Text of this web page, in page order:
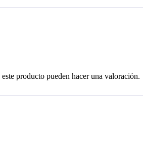
producto pueden hacer una valoración.